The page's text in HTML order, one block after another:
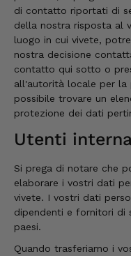
di contatto riportati di
della nostra risposta al
luogo in cui vivete,
nostra decisione
contatto qui sotto o
all'autorità locale per la
possibile trovare un
protezione dei dati
Utenti
Si prega di notare che
elaborare i vostri dati
vivete. I vostri dati
dipendenti e fornitori di
paesi.
Quando trasferiamo i